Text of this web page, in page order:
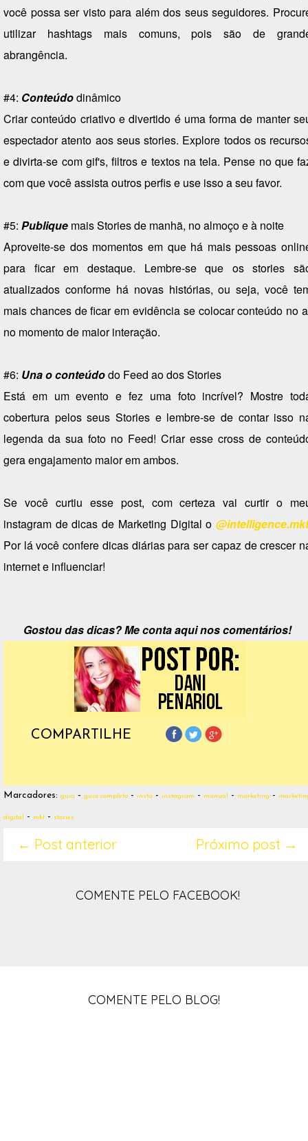
você possa ser visto para além dos seus seguidores.
utilizar hashtags mais comuns, pois são de
abrangência.
#4: Conteúdodinâmico
Criar conteúdo criativo e divertido é uma forma de manter
espectador atento aos seus stories. Explore todos os
e divirta-se com gif's, filtros e textos na tela. Pense no que
com que você assista outros perfis e use isso a seu favor.
#5: Publique mais Stories de manhã, no almoço e à noite
Aproveite-se dos momentos em que há mais pessoas
para ficar em destaque. Lembre-se que os stories
atualizados conforme há novas histórias, ou seja, você
mais chances de ficar em evidência se colocar conteúdo no
no momento de maior interação.
#6: Una o conteúdodo Feed ao dos Stories
Está em um evento e fez uma foto incrível? Mostre
cobertura pelos seus Stories e lembre-se de contar isso
legenda da sua foto no Feed! Criar esse cross de
gera engajamento maior em ambos.
Se você curtiu esse post, com certeza vai curtir o
instagram de dicas de Marketing Digital o @intelligence.mkt
Por lá você confere dicas diárias para ser capaz de crescer
internet e influenciar!
Gostou das dicas? Me conta aqui nos comentários!
COMPARTILHE
Marcadores: guia - guia completo - insta - instagram - manual - marketing -
digital - mkt - stories
Próximo post →
← Post anterior
COMENTE PELO FACEBOOK!
COMENTE PELO BLOG!